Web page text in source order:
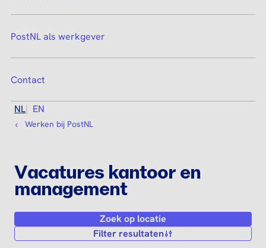
PostNL als werkgever
Contact
NL EN
Werken bij PostNL